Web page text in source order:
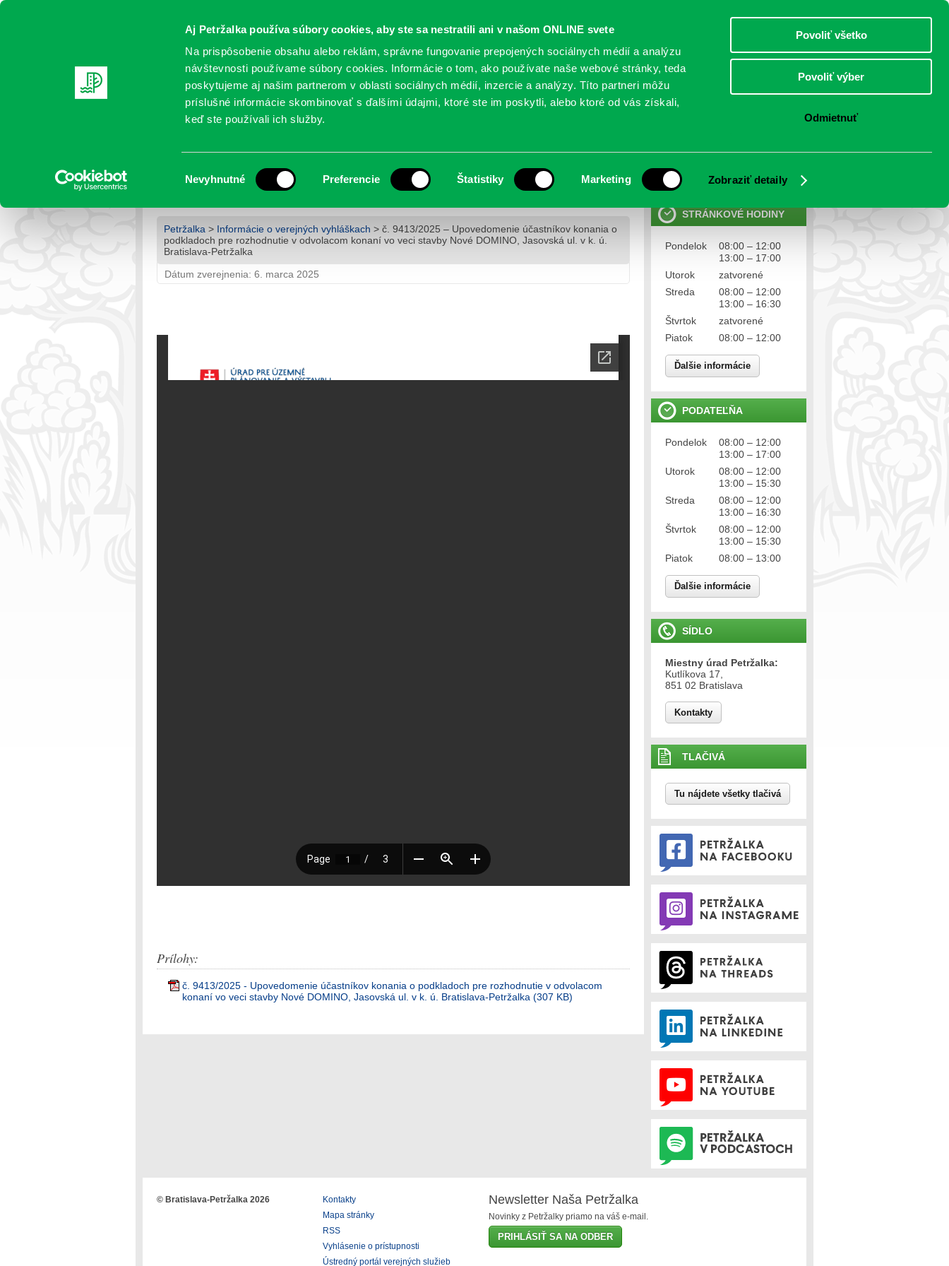
Aj Petržalka používa súbory cookies, aby ste sa nestratili ani v našom ONLINE svete
Na prispôsobenie obsahu alebo reklám, správne fungovanie prepojených sociálnych médií a analýzu
návštevnosti používame súbory cookies. Informácie o tom, ako používate naše webové stránky, teda
poskytujeme aj našim partnerom v oblasti sociálnych médií, inzercie a analýzy. Títo partneri môžu
príslušné informácie skombinovať s ďalšími údajmi, ktoré ste im poskytli, alebo ktoré od vás získali,
keď ste používali ich služby.
súhlasu
Nevyhnutné Preferencie Štatistiky Marketing Zobraziť detaily
Povoliť všetko
Povoliť výber
Odmietnuť
Oficiálne stránky
PETRŽALSKÉ KONTO
AKTUALITY SAMOSPRÁVA ORGANIZÁCIE OBLASTI NOVINY MAPY TLAČIVÁ KONTAKTY
Ochrana osobných údajov
STRÁNKOVÉ HODINY
Pondelok
08:00 – 12:00
13:00 – 17:00
Utorok
zatvorené
Streda
08:00 – 12:00
13:00 – 16:30
Štvrtok
zatvorené
Piatok
08:00 – 12:00
Ďalšie informácie
PODATEĽŇA
Pondelok
08:00 – 12:00
13:00 – 17:00
Utorok
08:00 – 12:00
13:00 – 15:30
Streda
08:00 – 12:00
13:00 – 16:30
Štvrtok
08:00 – 12:00
13:00 – 15:30
Piatok
08:00 – 13:00
Ďalšie informácie
SÍDLO
Miestny úrad Petržalka:
Kutlíkova 17,
851 02 Bratislava
Kontakty
TLAČIVÁ
Tu nájdete všetky tlačivá
č. 9413/2025 – Upovedomenie účastníkov konania o podkladoch pre
rozhodnutie v odvolacom konaní vo veci stavby Nové DOMINO, Jasovská
ul. v k. ú. Bratislava-Petržalka
Petržalka > Informácie o verejných vyhláškach > č. 9413/2025 – Upovedomenie účastníkov konania o
podkladoch pre rozhodnutie v odvolacom konaní vo veci stavby Nové DOMINO, Jasovská ul. v k. ú.
Bratislava-Petržalka
Dátum zverejnenia: 6. marca 2025
Prílohy:
č. 9413/2025 - Upovedomenie účastníkov konania o podkladoch pre rozhodnutie v odvolacom
konaní vo veci stavby Nové DOMINO, Jasovská ul. v k. ú. Bratislava-Petržalka (307 KB)
© Bratislava-Petržalka 2026
Kontakty
Mapa stránky
RSS
Vyhlásenie o prístupnosti
Ústredný portál verejných služieb
Newsletter Naša Petržalka
Novinky z Petržalky priamo na váš e-mail.
PRIHLÁSIŤ SA NA ODBER